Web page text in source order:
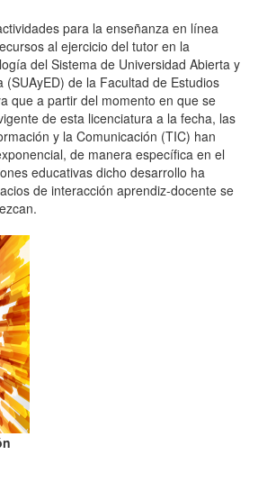
para la enseñanza en línea
al ejercicio del tutor en la
del Sistema de Universidad Abierta y
(SUAyED) de la Facultad de Estudios
que a partir del momento en que se
de esta licenciatura a la fecha, las
y la Comunicación (TIC) han
de manera específica en el
educativas dicho desarrollo ha
de interacción aprendiz-docente se